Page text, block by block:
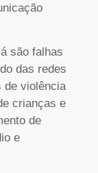
são falhas
das redes
de violência
crianças e
de
e